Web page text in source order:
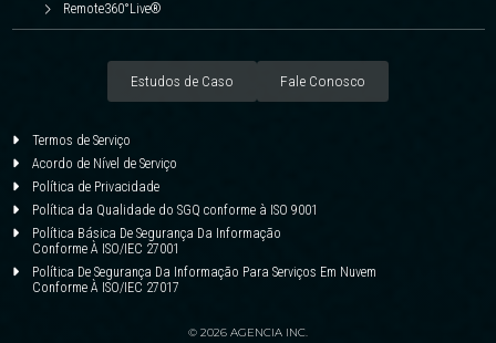
Remote360°Live®
Estudos de Caso Fale Conosco
Termos de Serviço
Acordo de Nível de Serviço
Política de Privacidade
Política da Qualidade do SGQ conforme à ISO 9001
Política Básica De Segurança Da Informação
Conforme À ISO/IEC 27001
Política De Segurança Da Informação Para Serviços Em Nuvem
Conforme À ISO/IEC 27017
© 2026 AGENCIA INC.